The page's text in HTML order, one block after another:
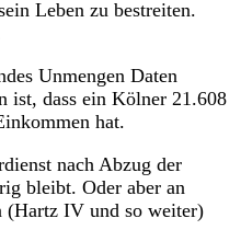
Leben zu bestreiten.
Unmengen Daten
ist, dass ein Kölner 21.608
hat.
nach Abzug der
bleibt. Oder aber an
(Hartz IV und so weiter)